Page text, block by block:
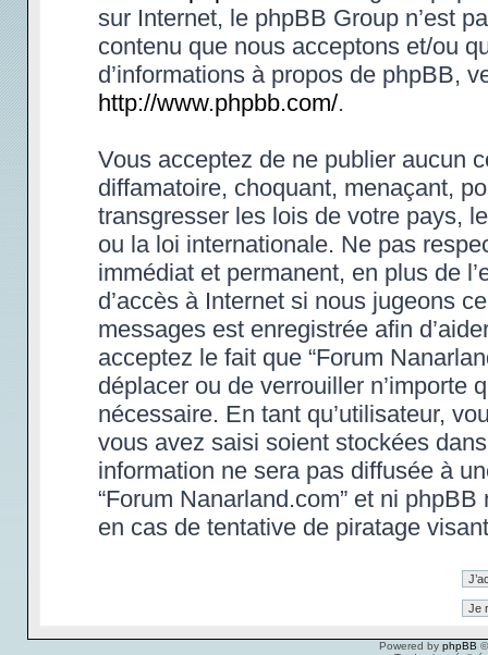
sur Internet, le phpBB Group n’est
contenu que nous acceptons et/ou
d’informations à propos de phpBB,
http://www.phpbb.com/.
Vous acceptez de ne publier aucun
diffamatoire, choquant, menaçant,
transgresser les lois de votre pays,
ou la loi internationale. Ne pas
immédiat et permanent, en plus de
d’accès à Internet si nous jugeons
messages est enregistrée afin
acceptez le fait que “Forum
déplacer ou de verrouiller n’importe
nécessaire. En tant qu’utilisateur,
vous avez saisi soient stockées
information ne sera pas diffusée à
“Forum Nanarland.com” et ni
en cas de tentative de piratage
Powered by phpBB